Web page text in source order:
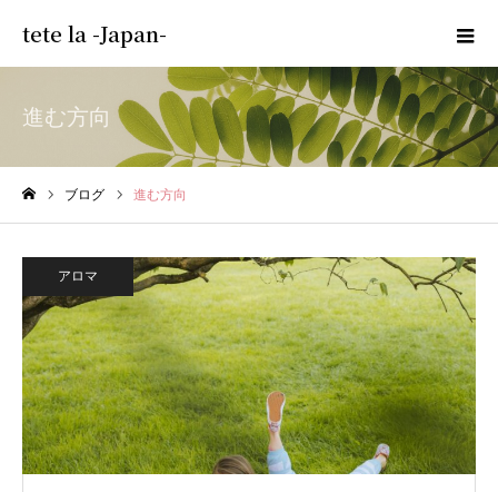
tete la -Japan-
進む方向
ブログ 進む方向
アロマ